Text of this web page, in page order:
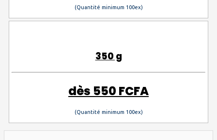
(Quantité minimum 100ex)
350 g
dès 550 FCFA
(Quantité minimum 100ex)